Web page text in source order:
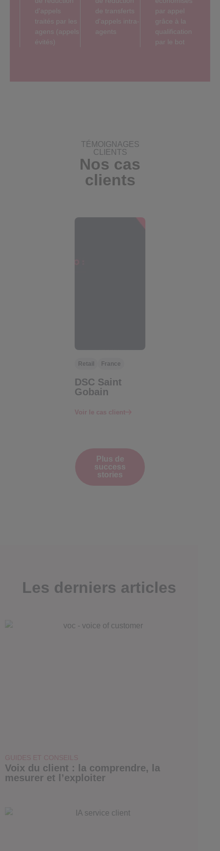
d'appels
traités par les
agens (appels
évités)
de transferts
d'appels intra-
agents
par appel
grâce à la
qualification
par le bot
TÉMOIGNAGES
CLIENTS
Nos cas
clients
Retail France
DSC Saint
Gobain
Voir le cas client
Plus de
success
stories
Les derniers articles
GUIDES ET CONSEILS
Voix du client : la comprendre, la
mesurer et l’exploiter